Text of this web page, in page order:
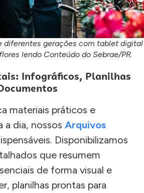
diferentes gerações com tablet digital
lendo Conteúdo do Sebrae/PR.
Infográficos, Planilhas
materiais práticos e
a dia, nossos Arquivos
Disponibilizamos
que resumem
de forma visual e
planilhas prontas para